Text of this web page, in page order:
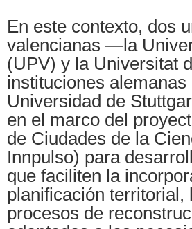
En este contexto, dos
valencianas —la
(UPV) y la Universitat
instituciones
Universidad de
en el marco del
de Ciudades de la
Innpulso) para
que faciliten la
planificación territorial,
procesos de